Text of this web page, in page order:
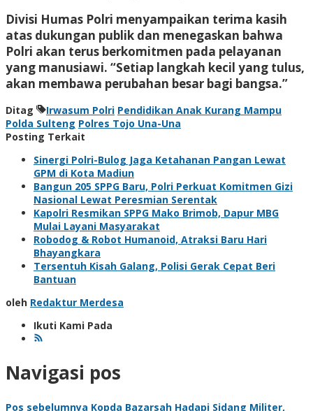
Divisi Humas Polri menyampaikan terima kasih
atas dukungan publik dan menegaskan bahwa
Polri akan terus berkomitmen pada pelayanan
yang manusiawi. “Setiap langkah kecil yang tulus,
akan membawa perubahan besar bagi bangsa.”
Ditag Irwasum Polri Pendidikan Anak Kurang Mampu
Polda Sulteng Polres Tojo Una-Una
Posting Terkait
Sinergi Polri-Bulog Jaga Ketahanan Pangan Lewat
GPM di Kota Madiun
Bangun 205 SPPG Baru, Polri Perkuat Komitmen Gizi
Nasional Lewat Peresmian Serentak
Kapolri Resmikan SPPG Mako Brimob, Dapur MBG
Mulai Layani Masyarakat
Robodog & Robot Humanoid, Atraksi Baru Hari
Bhayangkara
Tersentuh Kisah Galang, Polisi Gerak Cepat Beri
Bantuan
oleh Redaktur Merdesa
Ikuti Kami Pada
Navigasi pos
Pos sebelumnya Kopda Bazarsah Hadapi Sidang Militer,